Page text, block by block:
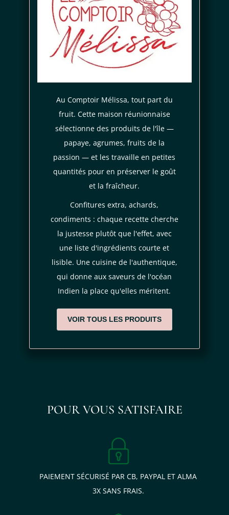
Au Comptoir Mélissa, tout part du
fruit. Cette maison réunionnaise
sélectionne des produits de l'île —
papaye, agrumes, fruits de la
passion — et les travaille en petites
quantités pour en préserver le goût
et la fraîcheur.
Confitures extra, achards,
condiments : chaque recette cherche
la justesse plutôt que l'effet, avec
une liste d'ingrédients courte et
lisible. Une cuisine de l'authentique,
qui donne aux saveurs de l'océan
Indien la place qu'elles méritent.
VOIR TOUS LES PRODUITS
POUR VOUS SATISFAIRE
PAIEMENT SÉCURISÉ PAR CB, PAYPAL ET ALMA
3X SANS FRAIS.
Je consens aussi à recevoir les offres
promotionnelles. Consultez notre politique de